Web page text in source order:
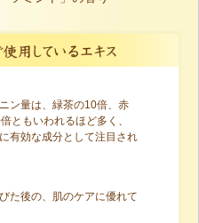
ン量は、緑茶の10倍、赤
ともいわれるほど多く、
有効な成分として注目され
た後の、肌のケアに優れて